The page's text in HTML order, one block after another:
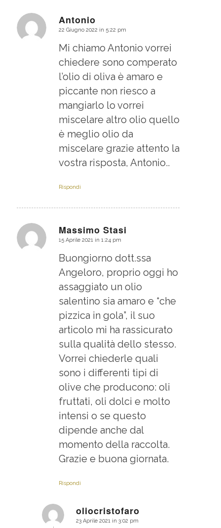
Antonio
dice:
22 Giugno 2022 in 5:22 pm
Mi chiamo Antonio vorrei
chiedere sono comperato
l’olio di oliva è amaro e
piccante non riesco a
mangiarlo lo vorrei
miscelare altro olio quello
è meglio olio da
miscelare grazie attento la
vostra risposta, Antonio..
Rispondi
Massimo Stasi
dice:
15 Aprile 2021 in 1:24 pm
Buongiorno dott.ssa
Angeloro, proprio oggi ho
assaggiato un olio
salentino sia amaro e “che
pizzica in gola”, il suo
articolo mi ha rassicurato
sulla qualità dello stesso.
Vorrei chiederle quali
sono i differenti tipi di
olive che producono: oli
fruttati, oli dolci e molto
intensi o se questo
dipende anche dal
momento della raccolta.
Grazie e buona giornata.
Rispondi
oliocristofaro
dice:
23 Aprile 2021 in 3:02 pm